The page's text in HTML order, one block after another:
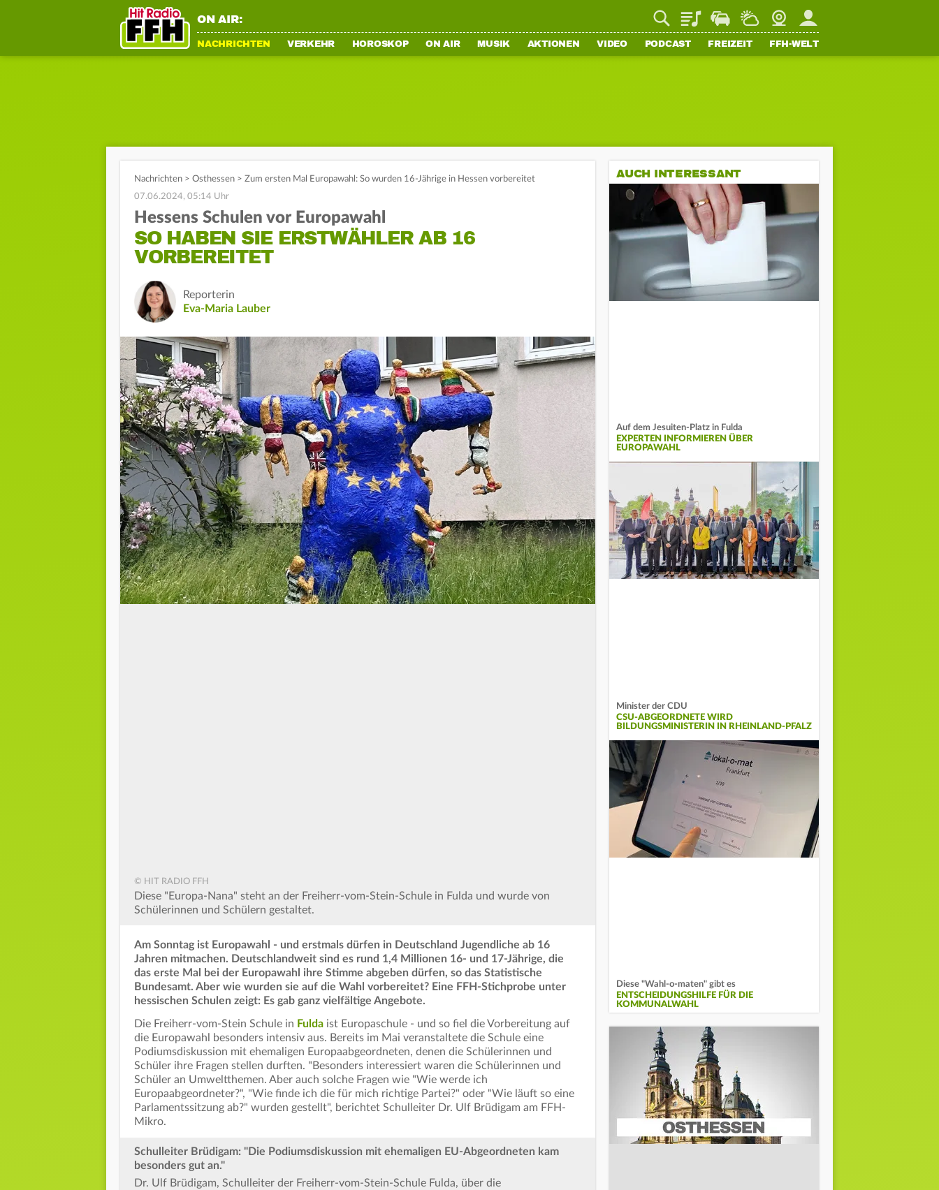
ON AIR: PlaylistStaupilotWetterWebcamMein FFH
NACHRICHTEN VERKEHR HOROSKOP ON AIR MUSIK AKTIONEN VIDEO PODCAST FREIZEIT FFH-WELT
Nachrichten > Osthessen > Zum ersten Mal Europawahl: So wurden 16-Jährige in Hessen vorbereitet
07.06.2024, 05:14 Uhr
Hessens Schulen vor Europawahl
SO HABEN SIE ERSTWÄHLER AB 16
VORBEREITET
Reporterin
Eva-Maria Lauber
© HIT RADIO FFH
Diese "Europa-Nana" steht an der Freiherr-vom-Stein-Schule in Fulda und wurde von
Schülerinnen und Schülern gestaltet.
Am Sonntag ist Europawahl - und erstmals dürfen in Deutschland Jugendliche ab 16
Jahren mitmachen. Deutschlandweit sind es rund 1,4 Millionen 16- und 17-Jährige, die
das erste Mal bei der Europawahl ihre Stimme abgeben dürfen, so das Statistische
Bundesamt. Aber wie wurden sie auf die Wahl vorbereitet? Eine FFH-Stichprobe unter
hessischen Schulen zeigt: Es gab ganz vielfältige Angebote.
Die Freiherr-vom-Stein Schule in Fulda ist Europaschule - und so fiel die Vorbereitung auf
die Europawahl besonders intensiv aus. Bereits im Mai veranstaltete die Schule eine
Podiumsdiskussion mit ehemaligen Europaabgeordneten, denen die Schülerinnen und
Schüler ihre Fragen stellen durften. "Besonders interessiert waren die Schülerinnen und
Schüler an Umweltthemen. Aber auch solche Fragen wie "Wie werde ich
Europaabgeordneter?", "Wie finde ich die für mich richtige Partei?" oder "Wie läuft so eine
Parlamentssitzung ab?" wurden gestellt", berichtet Schulleiter Dr. Ulf Brüdigam am FFH-
Mikro.
Schulleiter Brüdigam: "Die Podiumsdiskussion mit ehemaligen EU-Abgeordneten kam
besonders gut an."
Dr. Ulf Brüdigam, Schulleiter der Freiherr-vom-Stein-Schule Fulda, über die
AUCH INTERESSANT
Auf dem Jesuiten-Platz in Fulda
EXPERTEN INFORMIEREN ÜBER
EUROPAWAHL
Minister der CDU
CSU-ABGEORDNETE WIRD
BILDUNGSMINISTERIN IN RHEINLAND-PFALZ
Diese "Wahl-o-maten" gibt es
ENTSCHEIDUNGSHILFE FÜR DIE
KOMMUNALWAHL